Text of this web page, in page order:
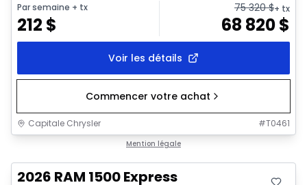
Par semaine + tx
212 $
75 320$+ tx
68 820$
Voir les détails
Commencer votre achat
Capitale Chrysler #T0461
Mention légale
2026 RAM 1500 Express